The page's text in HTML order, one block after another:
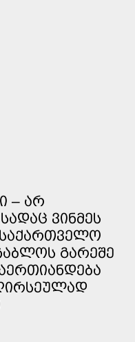
– ᲐᲠ
ᲕᲘᲜᲛᲔᲡ
ᲒᲐᲠᲔᲨᲔ